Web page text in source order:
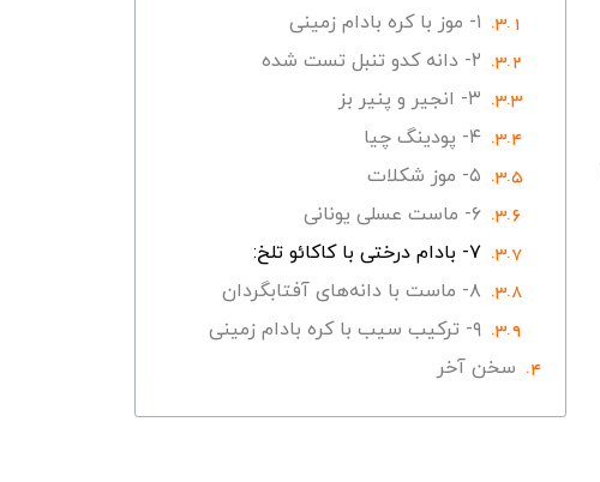
۱- موز با کره بادام زمینی
۲- دانه کدو تنبل تست شده
۳- انجیر و پنیر بز
۴- پودینگ چیا
۵- موز شکلات
۶- ماست عسلی یونانی
۷- بادام درختی با کاکائو تلخ:
۸- ماست با دانه‌های آفتابگردان
۹- ترکیب سیب با کره بادام زمینی
سخن آخر